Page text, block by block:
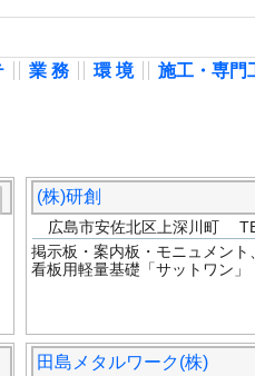
業 務 環 境 施工・専門
(株)研創
広島市安佐北区上深川町
掲示板・案内板・モニュメント
看板用軽量基礎「サットワン」
田島メタルワーク(株)